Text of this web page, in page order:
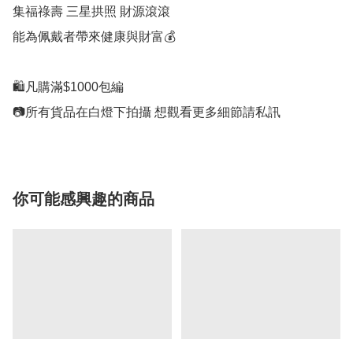
集福祿壽 三星拱照 財源滾滾
能為佩戴者帶來健康與財富💰
🛍凡購滿$1000包編
📷所有貨品在白燈下拍攝 想觀看更多細節請私訊
你可能感興趣的商品